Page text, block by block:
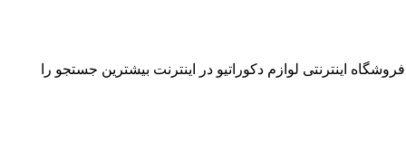
اینترنتی لوازم دکوراتیو در اینترنت بیشترین جستجو را